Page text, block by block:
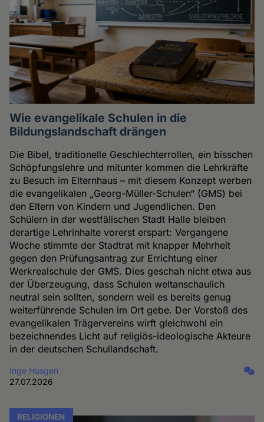
Wie evangelikale Schulen in die
Bildungslandschaft drängen
Die Bibel, traditionelle Geschlechterrollen, ein bisschen
Schöpfungslehre und mitunter kommen die Lehrkräfte
zu Besuch im Elternhaus – mit diesem Konzept werben
die evangelikalen „Georg-Müller-Schulen“ (GMS) bei
den Eltern von Kindern und Jugendlichen. Den
Schülern in der westfälischen Stadt Halle bleiben
derartige Lehrinhalte vorerst erspart: Vergangene
Woche stimmte der Stadtrat mit knapper Mehrheit
gegen den Prüfungsantrag zur Errichtung einer
Werkrealschule der GMS. Dies geschah nicht etwa aus
der Überzeugung, dass Schulen weltanschaulich
neutral sein sollten, sondern weil es bereits genug
weiterführende Schulen im Ort gebe. Der Vorstoß des
evangelikalen Trägervereins wirft gleichwohl ein
bezeichnendes Licht auf religiös-ideologische Akteure
in der deutschen Schullandschaft.
Inge Hüsgen
27.07.2026
RELIGIONEN